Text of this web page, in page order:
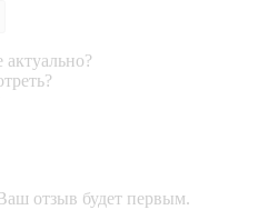
отзыв будет первым.